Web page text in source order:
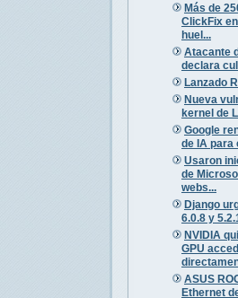
Más de
ClickFix
huel...
Atacante
declara
Lanzado
Nueva
kernel de
Google
de IA para
Usaron
de
webs...
Django
6.0.8 y
NVIDIA
GPU
ASUS
Ethernet